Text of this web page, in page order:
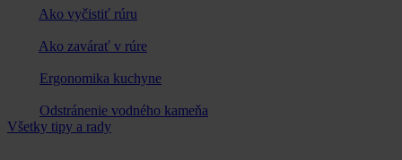
Ako vyčistiť rúru
Ako zavárať v rúre
Ergonomika kuchyne
Odstránenie vodného kameňa
Všetky tipy a rady